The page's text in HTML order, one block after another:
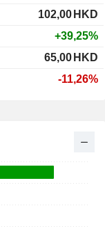
102,00 HKD
+39,25%
65,00 HKD
-11,26%